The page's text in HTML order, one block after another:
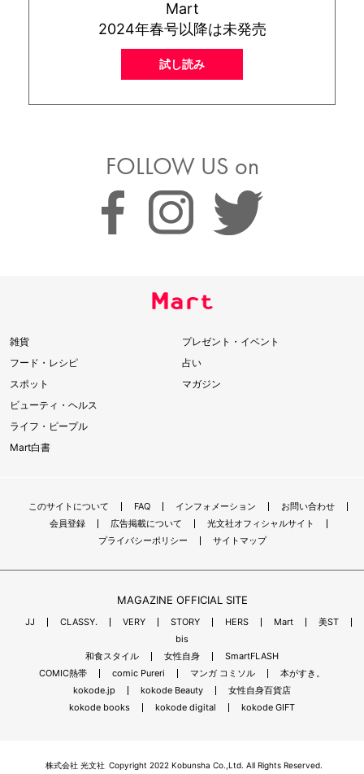
Mart
2024年春号以降は未発売
試し読み
FOLLOW US on
雑貨
フード・レシピ
スポット
ビューティ・ヘルス
ライフ・ピープル
Mart白書
プレゼント・イベント
占い
マガジン
このサイトについて FAQ インフォメーション
お問い合わせ
会員登録
広告掲載について
光文社オフィシャルサイト
プライバシーポリシー
サイトマップ
MAGAZINE OFFICIAL SITE
JJ CLASSY. VERY STORY HERS Mart
美ST
bis
和食スタイル
女性自身
SmartFLASH
COMIC熱帯
comic Pureri マンガ コミソル
本がすき。
kokode.jp
kokode Beauty
女性自身百貨店
kokode books
kokode digital kokode GIFT
株式会社 光文社 Copyright 2022 Kobunsha Co.,Ltd. All Rights Reserved.